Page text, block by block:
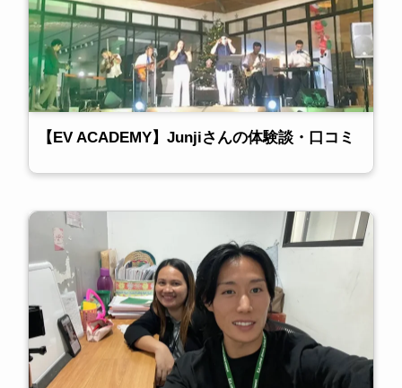
【EV ACADEMY】Junjiさんの体験談・口コミ